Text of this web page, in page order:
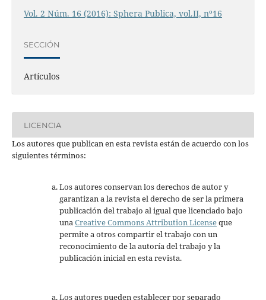
Vol. 2 Núm. 16 (2016): Sphera Publica, vol.II, nº16
SECCIÓN
Artículos
LICENCIA
Los autores que publican en esta revista están de acuerdo con los
siguientes términos:
Los autores conservan los derechos de autor y
garantizan a la revista el derecho de ser la primera
publicación del trabajo al igual que licenciado bajo
unaCreative Commons Attribution Licenseque
permite a otros compartir el trabajo con un
reconocimiento de la autoría del trabajo y la
publicación inicial en esta revista.
Los autores pueden establecer por separado